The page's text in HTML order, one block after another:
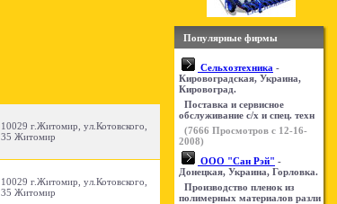
10029 г.Житомир, ул.Котовского,
35 Житомир
10029 г.Житомир, ул.Котовского,
35 Житомир
Популярные фирмы
Сельхозтехника -
Кировоградская, Украина,
Кировоград.
Поставка и сервисное
обслуживание с/х и спец. техн
(7666 Просмотров с 12-16-
2008)
ООО "Сан Рэй" -
Донецкая, Украина, Горловка.
Производство пленок из
полимерных материалов разли